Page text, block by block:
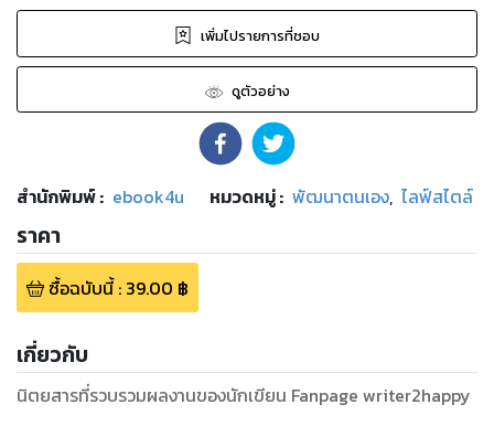
เพิ่มไปรายการที่ชอบ
ดูตัวอย่าง
สำนักพิมพ์: ebook4u หมวดหมู่: พัฒนาตนเอง, ไลฟ์สไตล์
ราคา
ซื้อฉบับนี้: 39.00 ฿
เกี่ยวกับ
นิตยสารที่รวบรวมผลงานของนักเขียน Fanpage writer2happy